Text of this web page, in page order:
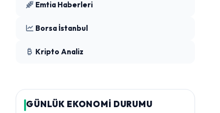
Emtia Haberleri
Borsa İstanbul
Kripto Analiz
GÜNLÜK EKONOMİ DURUMU